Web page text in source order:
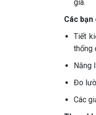
gia.
Các
Tiết
thống
Năng
Đo
Các